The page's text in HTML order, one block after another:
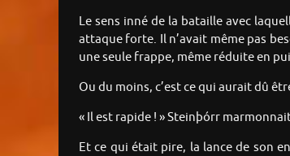
Le sens inné de la bataille avec
attaque forte. Il n’avait même pas
une seule frappe, même réduite en
Ou du moins, c’est ce qui aurait dû
« Il est rapide ! » Steinþórr
Et ce qui était pire, la lance de son